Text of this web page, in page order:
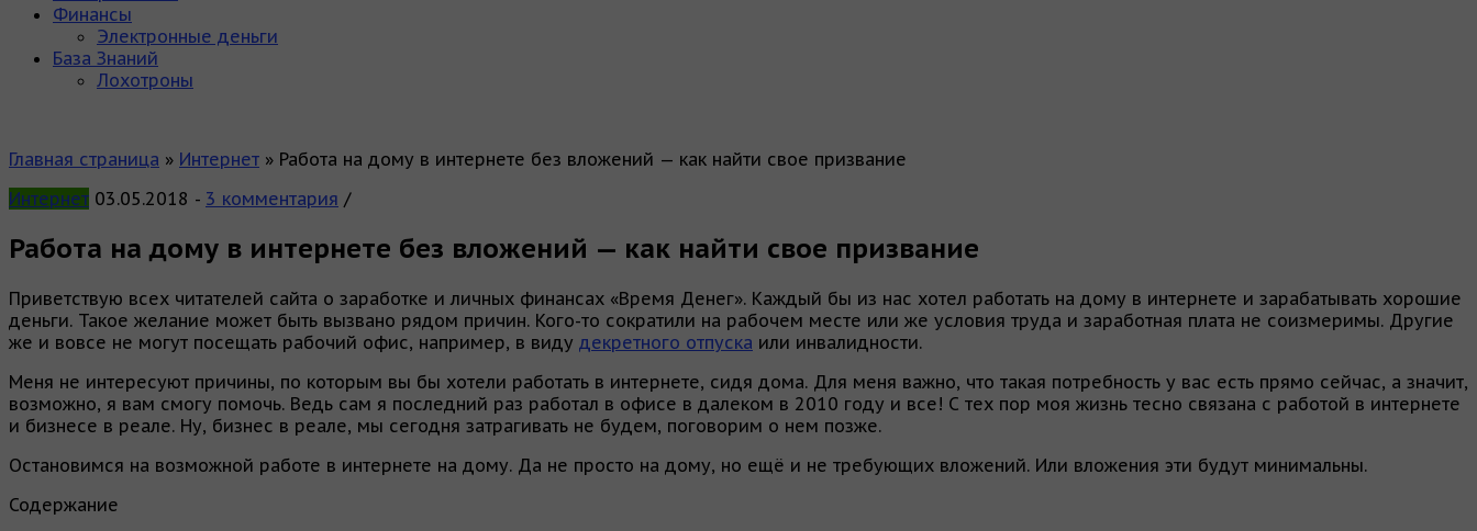
Финансы
Электронные деньги
База Знаний
Лохотроны
Главная страница » Интернет » Работа на дому в интернете без вложений — как найти свое призвание
Интернет 03.05.2018 - 3 комментария /
Работа на дому в интернете без вложений — как найти свое призвание
Приветствую всех читателей сайта о заработке и личных финансах «Время Денег». Каждый бы из нас хотел работать на дому в интернете и зарабатывать хорошие
деньги. Такое желание может быть вызвано рядом причин. Кого-то сократили на рабочем месте или же условия труда и заработная плата не соизмеримы. Другие
же и вовсе не могут посещать рабочий офис, например, в виду декретного отпуска или инвалидности.
Меня не интересуют причины, по которым вы бы хотели работать в интернете, сидя дома. Для меня важно, что такая потребность у вас есть прямо сейчас, а значит,
возможно, я вам смогу помочь. Ведь сам я последний раз работал в офисе в далеком в 2010 году и все! С тех пор моя жизнь тесно связана с работой в интернете
и бизнесе в реале. Ну, бизнес в реале, мы сегодня затрагивать не будем, поговорим о нем позже.
Остановимся на возможной работе в интернете на дому. Да не просто на дому, но ещё и не требующих вложений. Или вложения эти будут минимальны.
Содержание